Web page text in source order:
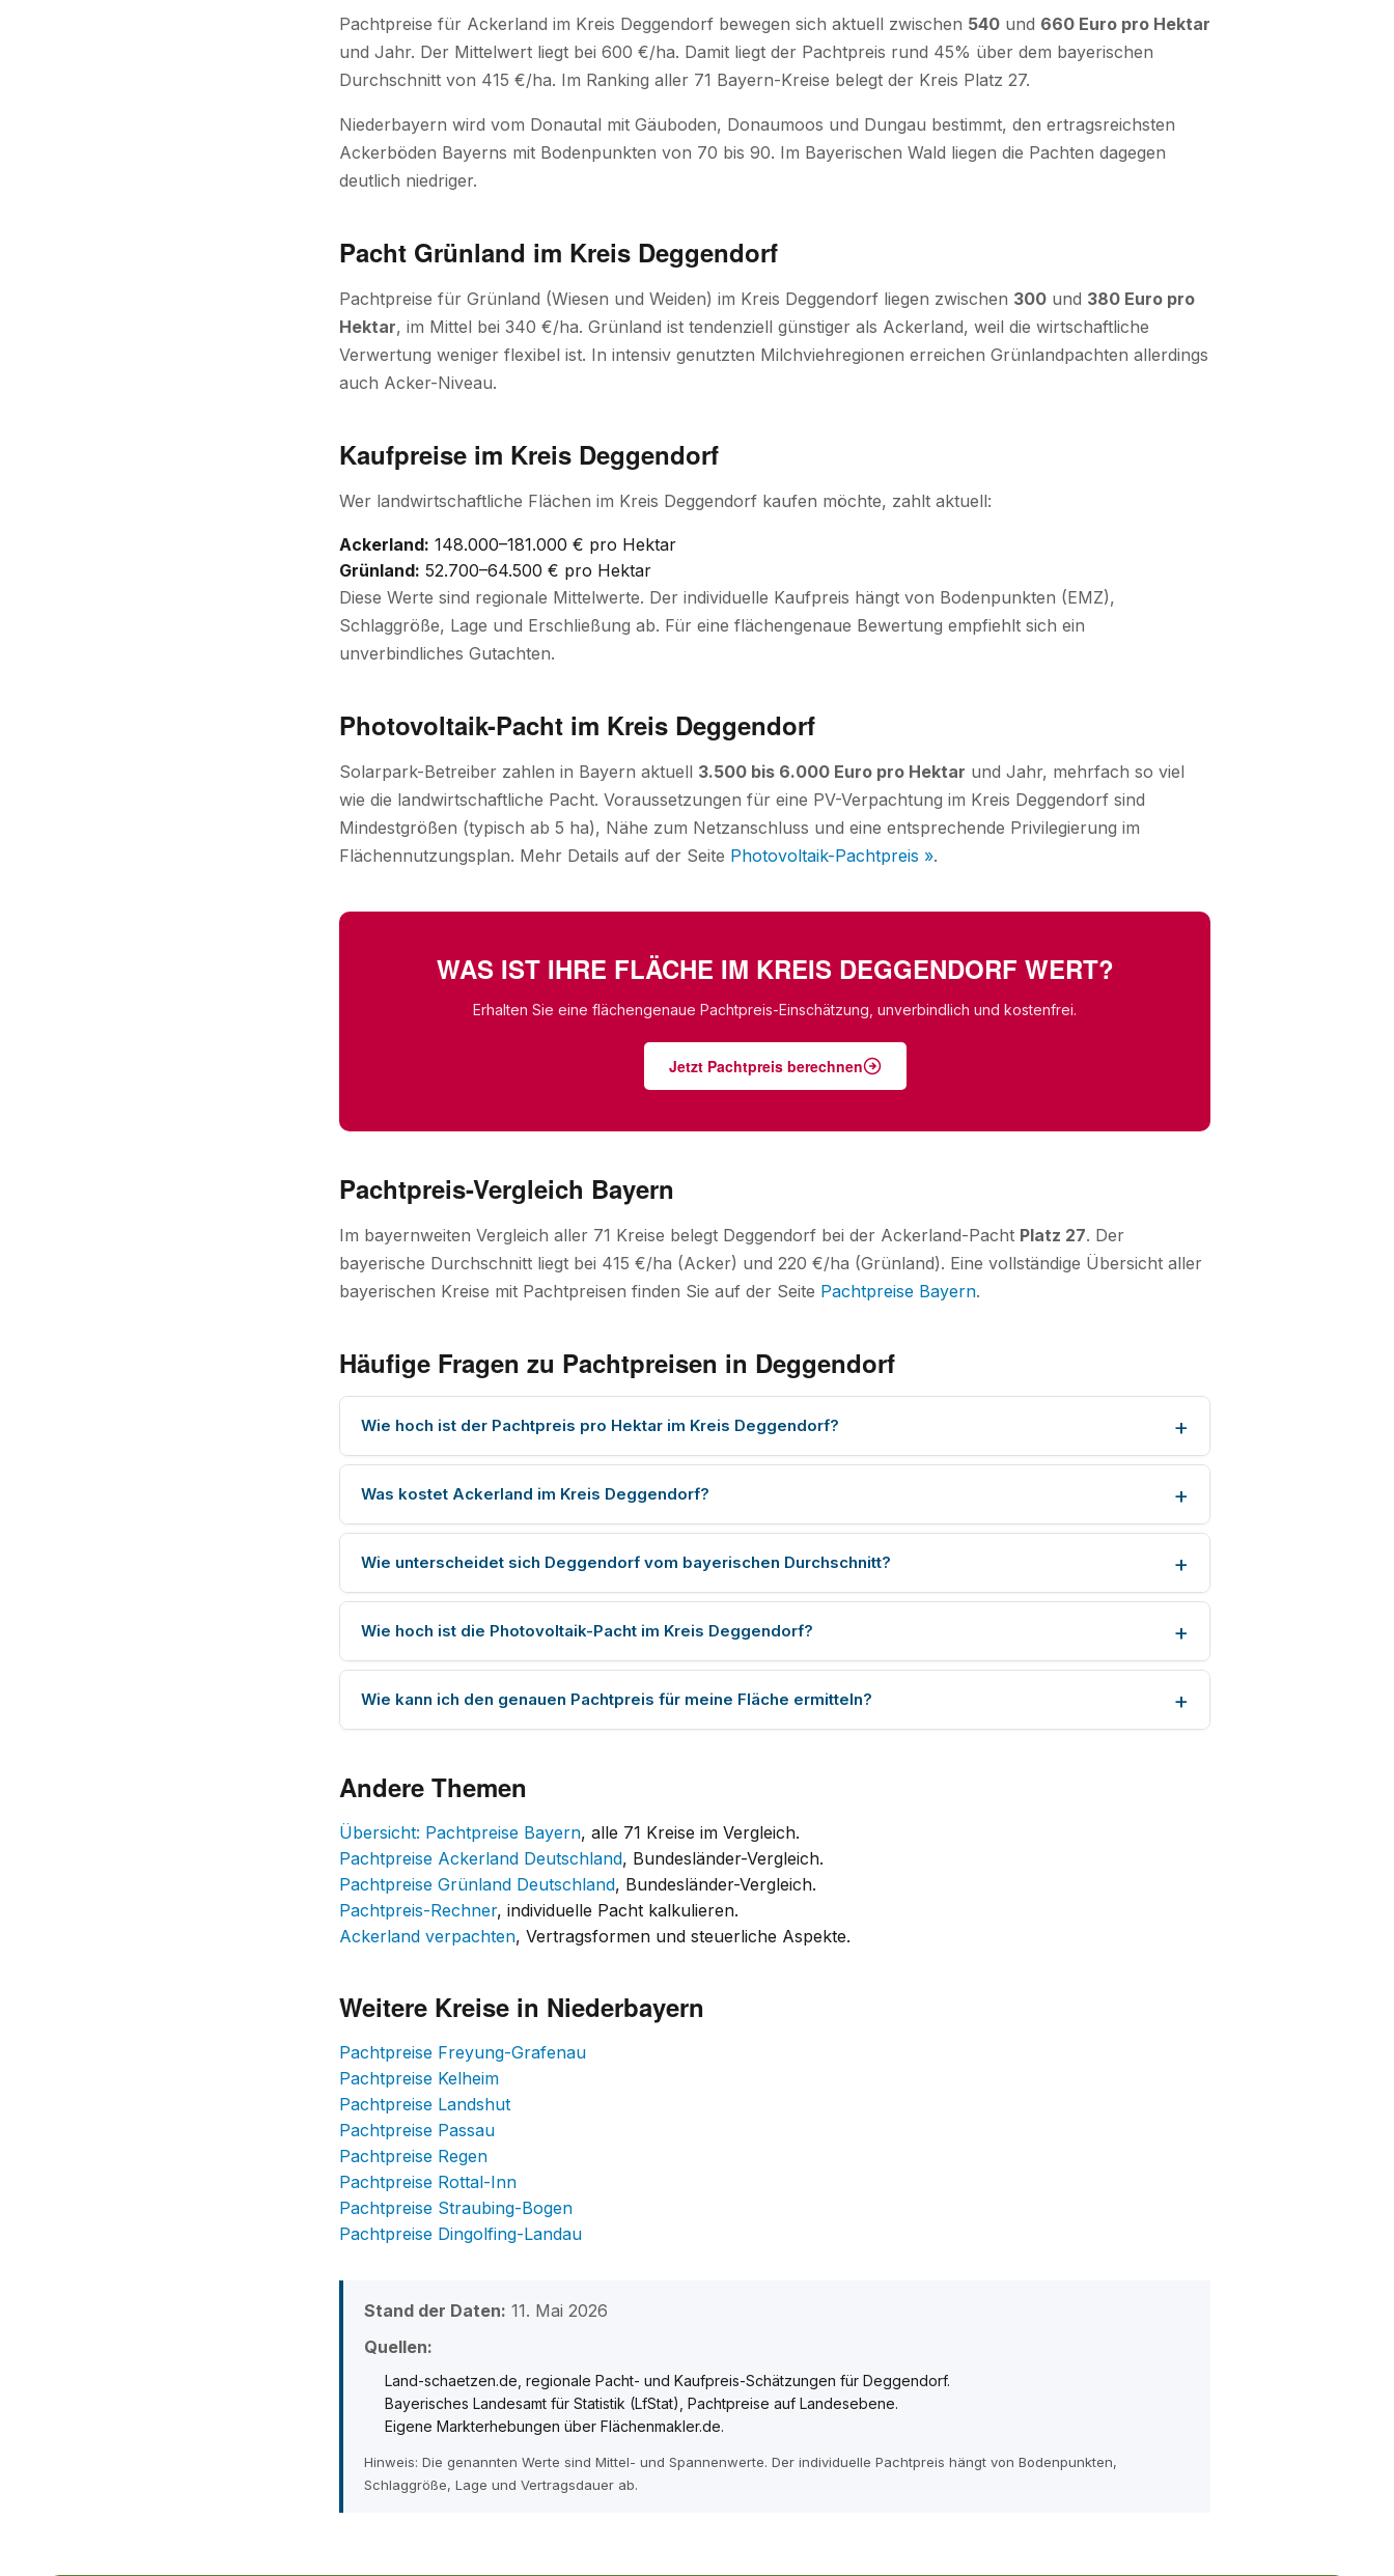
Pachtpreise für Ackerland im Kreis Deggendorf bewegen sich aktuell zwischen 540 und 660 Euro pro Hektar
und Jahr. Der Mittelwert liegt bei 600 €/ha. Damit liegt der Pachtpreis rund 45% über dem bayerischen
Durchschnitt von 415 €/ha. Im Ranking aller 71 Bayern-Kreise belegt der Kreis Platz 27.
Niederbayern wird vom Donautal mit Gäuboden, Donaumoos und Dungau bestimmt, den ertragsreichsten
Ackerböden Bayerns mit Bodenpunkten von 70 bis 90. Im Bayerischen Wald liegen die Pachten dagegen
deutlich niedriger.
Pacht Grünland im Kreis Deggendorf
Pachtpreise für Grünland (Wiesen und Weiden) im Kreis Deggendorf liegen zwischen 300 und 380 Euro pro
Hektar, im Mittel bei 340 €/ha. Grünland ist tendenziell günstiger als Ackerland, weil die wirtschaftliche
Verwertung weniger flexibel ist. In intensiv genutzten Milchviehregionen erreichen Grünlandpachten allerdings
auch Acker-Niveau.
Kaufpreise im Kreis Deggendorf
Wer landwirtschaftliche Flächen im Kreis Deggendorf kaufen möchte, zahlt aktuell:
Ackerland: 148.000–181.000 € pro Hektar
Grünland: 52.700–64.500 € pro Hektar
Diese Werte sind regionale Mittelwerte. Der individuelle Kaufpreis hängt von Bodenpunkten (EMZ),
Schlaggröße, Lage und Erschließung ab. Für eine flächengenaue Bewertung empfiehlt sich ein
unverbindliches Gutachten.
Photovoltaik-Pacht im Kreis Deggendorf
Solarpark-Betreiber zahlen in Bayern aktuell 3.500 bis 6.000 Euro pro Hektar und Jahr, mehrfach so viel
wie die landwirtschaftliche Pacht. Voraussetzungen für eine PV-Verpachtung im Kreis Deggendorf sind
Mindestgrößen (typisch ab 5 ha), Nähe zum Netzanschluss und eine entsprechende Privilegierung im
Flächennutzungsplan. Mehr Details auf der Seite Photovoltaik-Pachtpreis ».
WAS IST IHRE FLÄCHE IM KREIS DEGGENDORF WERT?
Erhalten Sie eine flächengenaue Pachtpreis-Einschätzung, unverbindlich und kostenfrei.
Jetzt Pachtpreis berechnen
Pachtpreis-Vergleich Bayern
Im bayernweiten Vergleich aller 71 Kreise belegt Deggendorf bei der Ackerland-Pacht Platz 27. Der
bayerische Durchschnitt liegt bei 415 €/ha (Acker) und 220 €/ha (Grünland). Eine vollständige Übersicht aller
bayerischen Kreise mit Pachtpreisen finden Sie auf der Seite Pachtpreise Bayern.
Häufige Fragen zu Pachtpreisen in Deggendorf
Wie hoch ist der Pachtpreis pro Hektar im Kreis Deggendorf?
Was kostet Ackerland im Kreis Deggendorf?
Wie unterscheidet sich Deggendorf vom bayerischen Durchschnitt?
Wie hoch ist die Photovoltaik-Pacht im Kreis Deggendorf?
Wie kann ich den genauen Pachtpreis für meine Fläche ermitteln?
Andere Themen
Übersicht: Pachtpreise Bayern, alle 71 Kreise im Vergleich.
Pachtpreise Ackerland Deutschland, Bundesländer-Vergleich.
Pachtpreise Grünland Deutschland, Bundesländer-Vergleich.
Pachtpreis-Rechner, individuelle Pacht kalkulieren.
Ackerland verpachten, Vertragsformen und steuerliche Aspekte.
Weitere Kreise in Niederbayern
Pachtpreise Freyung-Grafenau
Pachtpreise Kelheim
Pachtpreise Landshut
Pachtpreise Passau
Pachtpreise Regen
Pachtpreise Rottal-Inn
Pachtpreise Straubing-Bogen
Pachtpreise Dingolfing-Landau
Stand der Daten: 11. Mai 2026
Quellen:
Land-schaetzen.de, regionale Pacht- und Kaufpreis-Schätzungen für Deggendorf.
Bayerisches Landesamt für Statistik (LfStat), Pachtpreise auf Landesebene.
Eigene Markterhebungen über Flächenmakler.de.
Hinweis: Die genannten Werte sind Mittel- und Spannenwerte. Der individuelle Pachtpreis hängt von Bodenpunkten,
Schlaggröße, Lage und Vertragsdauer ab.